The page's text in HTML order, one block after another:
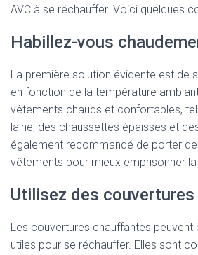
AVC à se réchauffer. Voici quelques
Habillez-vous
La première solution évidente est de
en fonction de la température
vêtements chauds et confortables,
laine, des chaussettes épaisses et
également recommandé de porter
vêtements pour mieux emprisonner
Utilisez des
Les couvertures chauffantes peuvent
utiles pour se réchauffer. Elles sont